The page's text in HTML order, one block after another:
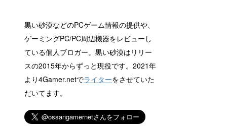
黒い砂漠などのPCゲーム情報の提供や、
ゲーミングPC/PC周辺機器をレビューし
ている個人ブロガー。黒い砂漠はリリー
スの2015年からずっと現役です。2021年
より4Gamer.netでライターをさせていた
だいてます。